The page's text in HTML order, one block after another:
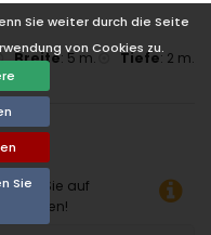
Sie weiter durch die Seite
von Cookies zu.
Sie
Breite:5 m. Tiefe: 2 m.
Sie auf
klicken!